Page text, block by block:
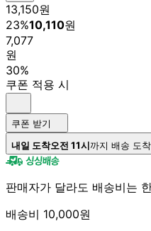
13,150원
23%10,110원
7,077
원
30%
쿠폰 적용 시
쿠폰 받기
내일 도착오전 11시까지 배송 도
판매자가 달라도 배송비는
배송비 10,000원